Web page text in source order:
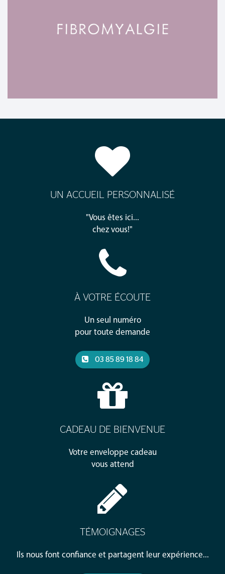
UN ACCUEIL PERSONNALISÉ
"Vous êtes ici...
chez vous!"
À VOTRE ÉCOUTE
Un seul numéro
pour toute demande
03 85 89 18 84
CADEAU DE BIENVENUE
Votre enveloppe cadeau
vous attend
TÉMOIGNAGES
Ils nous font confiance et partagent leur expérience...